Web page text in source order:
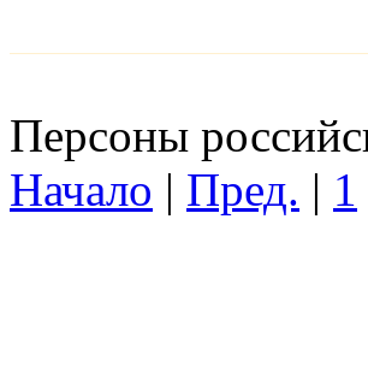
Персоны
Начало | Пред. | 1